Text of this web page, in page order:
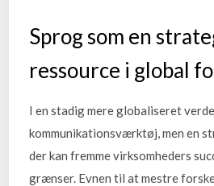
Sprog som en
ressource i global
I en stadig mere globaliseret
kommunikationsværktøj, men en
der kan fremme virksomheders
grænser. Evnen til at mestre